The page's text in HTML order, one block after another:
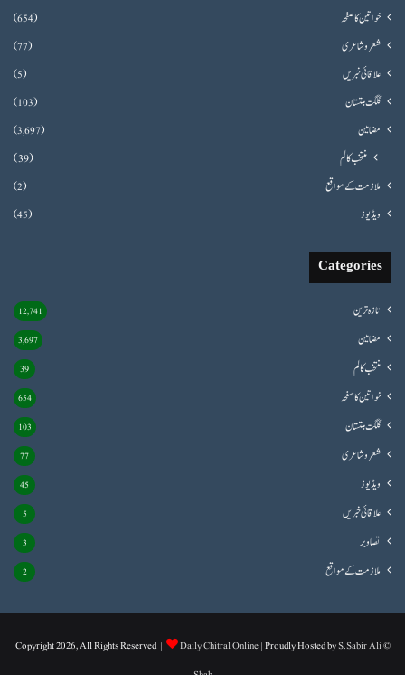
خواتین کا صفحہ
(654)
شعروشاعری
(77)
علاقائی خبریں
(5)
گلگت بلتستان
(103)
مضامین
(3,697)
منتخب کالم (39)
ملازمت کے مواقع
(2)
ویڈیوز
(45)
Categories
تازہ ترین 12,741
مضامین 3,697
منتخب کالم 39
خواتین کا صفحہ 654
گلگت بلتستان 103
شعروشاعری 77
ویڈیوز 45
علاقائی خبریں 5
تصاویر 3
ملازمت کے مواقع 2
© Copyright 2026, All Rights Reserved |
Daily Chitral Online| Proudly Hosted byS.Sabir Ali